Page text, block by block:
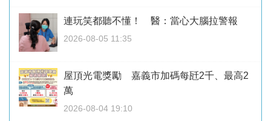
連玩笑都聽不懂！ 醫：當心大腦拉警報
2026-08-05 11:35
屋頂光電獎勵 嘉義市加碼每瓩2千、最高2
萬
2026-08-04 19:10